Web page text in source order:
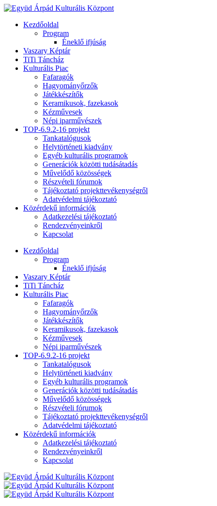
Kezdőoldal
Program
Éneklő ifjúság
Vaszary Képtár
TiTi Táncház
Kulturális Piac
Fafaragók
Hagyományőrzők
Játékkészítők
Keramikusok, fazekasok
Kézművesek
Népi iparművészek
TOP-6.9.2-16 projekt
Tankatalógusok
Helytörténeti kiadvány
Egyéb kulturális programok
Generációk közötti tudásátadás
Művelődő közösségek
Részvételi fórumok
Tájékoztató projekttevékenységről
Adatvédelmi tájékoztató
Közérdekű információk
Adatkezelési tájékoztató
Rendezvényeinkről
Kapcsolat
Kezdőoldal
Program
Éneklő ifjúság
Vaszary Képtár
TiTi Táncház
Kulturális Piac
Fafaragók
Hagyományőrzők
Játékkészítők
Keramikusok, fazekasok
Kézművesek
Népi iparművészek
TOP-6.9.2-16 projekt
Tankatalógusok
Helytörténeti kiadvány
Egyéb kulturális programok
Generációk közötti tudásátadás
Művelődő közösségek
Részvételi fórumok
Tájékoztató projekttevékenységről
Adatvédelmi tájékoztató
Közérdekű információk
Adatkezelési tájékoztató
Rendezvényeinkről
Kapcsolat